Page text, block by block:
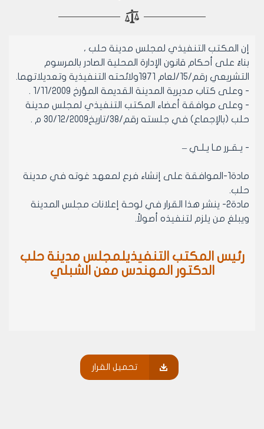
إن المكتب التنفيذي لمجلس مدينة حلب ،
بناءً على أحكام قانون الإدارة المحلية الصادر بالمرسوم
التشريعي رقم/15/لعام 1971ولائحته التنفيذية وتعديلاتهما.
- وعلى كتاب مديرية المدينة القديمة المؤرخ 1/11/2009 .
- وعلى موافقة أعضاء المكتب التنفيذي لمجلس مدينة
حلب (بالإجماع) في جلسته رقم/38/تاريخ30/12/2009 م .
- يـقـرر مـا يـلـي –
مادة1-الموافقة على إنشاء فرع لمعهد غوته في مدينة
حلب.
مادة2- ينشر هذا القرار في لوحة إعلانات مجلس المدينة
ويبلغ من يلزم لتنفيذه أصولاً.
رئيس المكتب التنفيذيلمجلس مدينة حلب
الدكتور المهندس معن الشبلي
تحميل القرار